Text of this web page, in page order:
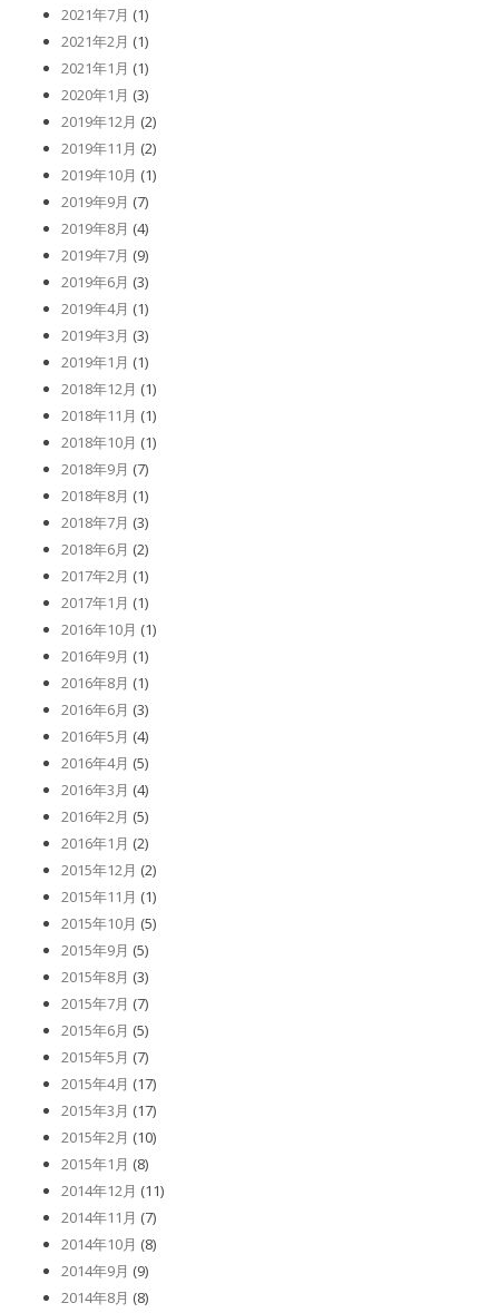
2021年7月 (1)
2021年2月 (1)
2021年1月 (1)
2020年1月 (3)
2019年12月 (2)
2019年11月 (2)
2019年10月 (1)
2019年9月 (7)
2019年8月 (4)
2019年7月 (9)
2019年6月 (3)
2019年4月 (1)
2019年3月 (3)
2019年1月 (1)
2018年12月 (1)
2018年11月 (1)
2018年10月 (1)
2018年9月 (7)
2018年8月 (1)
2018年7月 (3)
2018年6月 (2)
2017年2月 (1)
2017年1月 (1)
2016年10月 (1)
2016年9月 (1)
2016年8月 (1)
2016年6月 (3)
2016年5月 (4)
2016年4月 (5)
2016年3月 (4)
2016年2月 (5)
2016年1月 (2)
2015年12月 (2)
2015年11月 (1)
2015年10月 (5)
2015年9月 (5)
2015年8月 (3)
2015年7月 (7)
2015年6月 (5)
2015年5月 (7)
2015年4月 (17)
2015年3月 (17)
2015年2月 (10)
2015年1月 (8)
2014年12月 (11)
2014年11月 (7)
2014年10月 (8)
2014年9月 (9)
2014年8月 (8)